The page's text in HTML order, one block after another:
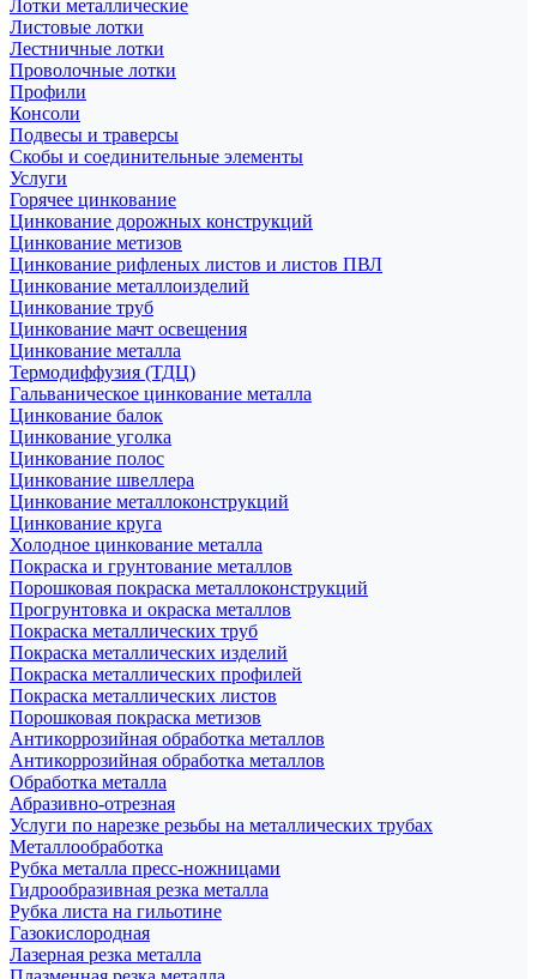
Лотки металлические
Листовые лотки
Лестничные лотки
Проволочные лотки
Профили
Консоли
Подвесы и траверсы
Скобы и соединительные элементы
Услуги
Горячее цинкование
Цинкование дорожных конструкций
Цинкование метизов
Цинкование рифленых листов и листов ПВЛ
Цинкование металлоизделий
Цинкование труб
Цинкование мачт освещения
Цинкование металла
Термодиффузия (ТДЦ)
Гальваническое цинкование металла
Цинкование балок
Цинкование уголка
Цинкование полос
Цинкование швеллера
Цинкование металлоконструкций
Цинкование круга
Холодное цинкование металла
Покраска и грунтование металлов
Порошковая покраска металлоконструкций
Прогрунтовка и окраска металлов
Покраска металлических труб
Покраска металлических изделий
Покраска металлических профилей
Покраска металлических листов
Порошковая покраска метизов
Антикоррозийная обработка металлов
Антикоррозийная обработка металлов
Обработка металла
Абразивно-отрезная
Услуги по нарезке резьбы на металлических трубах
Металлообработка
Рубка металла пресс-ножницами
Гидрообразивная резка металла
Рубка листа на гильотине
Газокислородная
Лазерная резка металла